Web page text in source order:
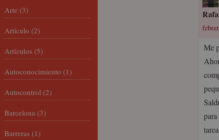
Rafa
Me
Arte (3)
Artículo (2)
Artículos (5)
Autoconocimiento (1)
Autocontrol (2)
Barcelona (3)
Barreras (1)